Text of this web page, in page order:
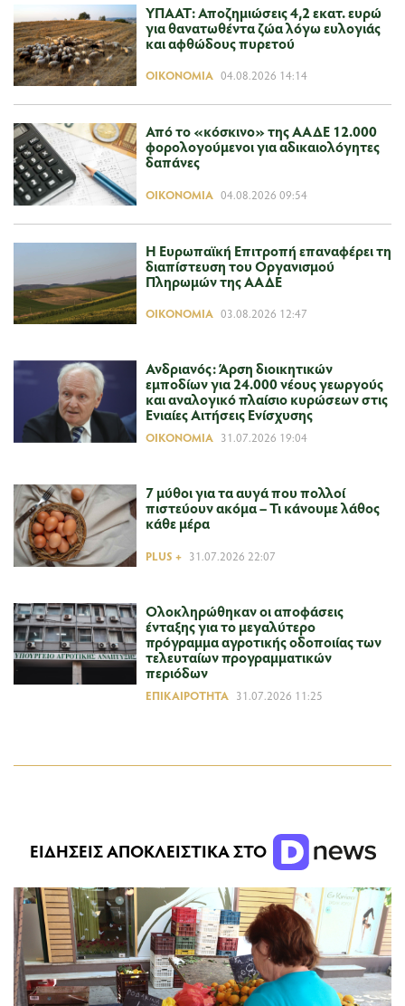
ΥΠΑΑΤ: Αποζημιώσεις 4,2 εκατ. ευρώ
για θανατωθέντα ζώα λόγω ευλογιάς
και αφθώδους πυρετού
ΟΙΚΟΝΟΜΊΑ 04.08.2026 14:14
Από το «κόσκινο» της ΑΑΔΕ 12.000
φορολογούμενοι για αδικαιολόγητες
δαπάνες
ΟΙΚΟΝΟΜΊΑ 04.08.2026 09:54
H Ευρωπαϊκή Επιτροπή επαναφέρει τη
διαπίστευση του Οργανισμού
Πληρωμών της ΑΑΔΕ
ΟΙΚΟΝΟΜΊΑ 03.08.2026 12:47
Ανδριανός: Άρση διοικητικών
εμποδίων για 24.000 νέους γεωργούς
και αναλογικό πλαίσιο κυρώσεων στις
Ενιαίες Αιτήσεις Ενίσχυσης
ΟΙΚΟΝΟΜΊΑ 31.07.2026 19:04
7 μύθοι για τα αυγά που πολλοί
πιστεύουν ακόμα – Τι κάνουμε λάθος
κάθε μέρα
PLUS + 31.07.2026 22:07
Ολοκληρώθηκαν οι αποφάσεις
ένταξης για το μεγαλύτερο
πρόγραμμα αγροτικής οδοποιίας των
τελευταίων προγραμματικών
περιόδων
ΕΠΙΚΑΙΡΌΤΗΤΑ 31.07.2026 11:25
ΕΙΔΗΣΕΙΣ ΑΠΟΚΛΕΙΣΤΙΚΑ ΣΤΟ